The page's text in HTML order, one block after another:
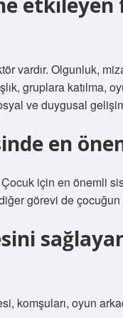
vardır. Olgunluk,
gruplara katılma,
ve duygusal
en
için en önemli
görevi de
komşuları, oyun